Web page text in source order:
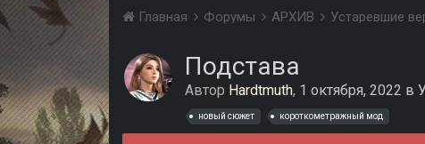
Главная Форумы АРХИВ Устаревшие
Подстава
Автор Hardtmuth, 1 октября, 2022 в
новый сюжет короткометражный мод